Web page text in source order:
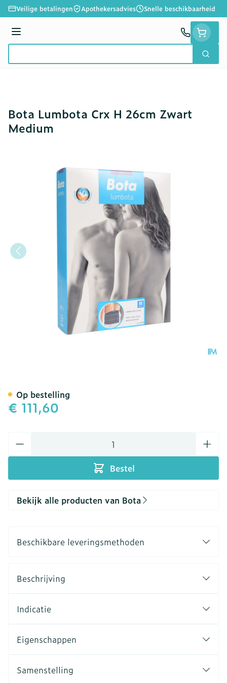
Ga naar de inhoud
Veilige betalingen Apothekersadvies Snelle beschikbaarheid
Menu
Zoek
Bota Lumbota Crx H 26cm Zwart
Medium
€ 111,60
Bestel
Op bestelling
Bekijk alle producten van Bota
Beschikbare leveringsmethoden
Beschrijving
Indicatie
Eigenschappen
Samenstelling